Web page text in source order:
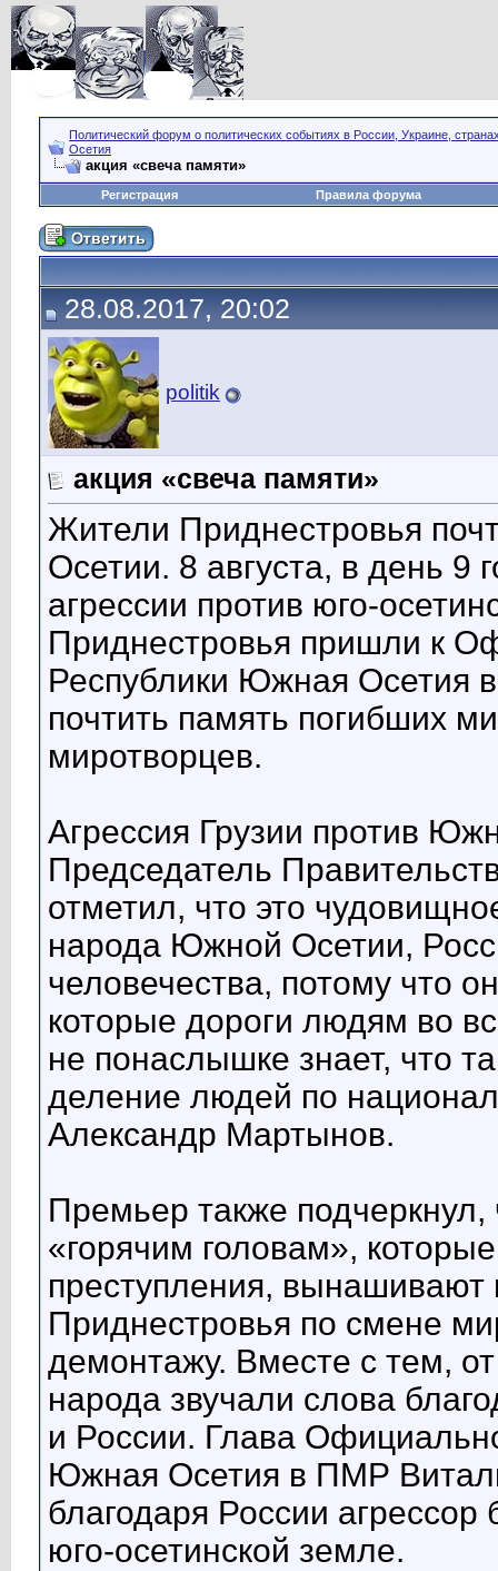
Политический форум о политических событиях в России, Украине,
Осетия
акция «свеча памяти»
Регистрация Правила форума
28.08.2017, 20:02
politik
акция «свеча памяти»
Жители Приднестровья
Осетии. 8 августа, в день 9
агрессии против юго-
Приднестровья пришли к
Республики Южная Осетия
почтить память погибших
миротворцев.
Агрессия Грузии против
Председатель
отметил, что это
народа Южной Осетии,
человечества, потому что
которые дороги людям во
не понаслышке знает, что
деление людей по
Александр Мартынов.
Премьер также подчеркнул,
«горячим головам»,
преступления,
Приднестровья по смене
демонтажу. Вместе с тем,
народа звучали слова
и России. Глава
Южная Осетия в ПМР
благодаря России
юго-осетинской земле.